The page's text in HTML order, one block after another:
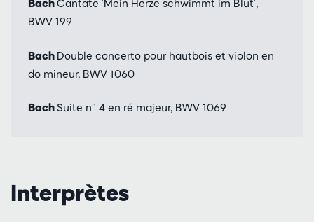
BachCantate 'Mein Herze schwimmt im Blut',
BWV 199
Bach Double concerto pour hautbois et violon en
do mineur, BWV 1060
BachSuite n° 4 en ré majeur, BWV 1069
Interprètes